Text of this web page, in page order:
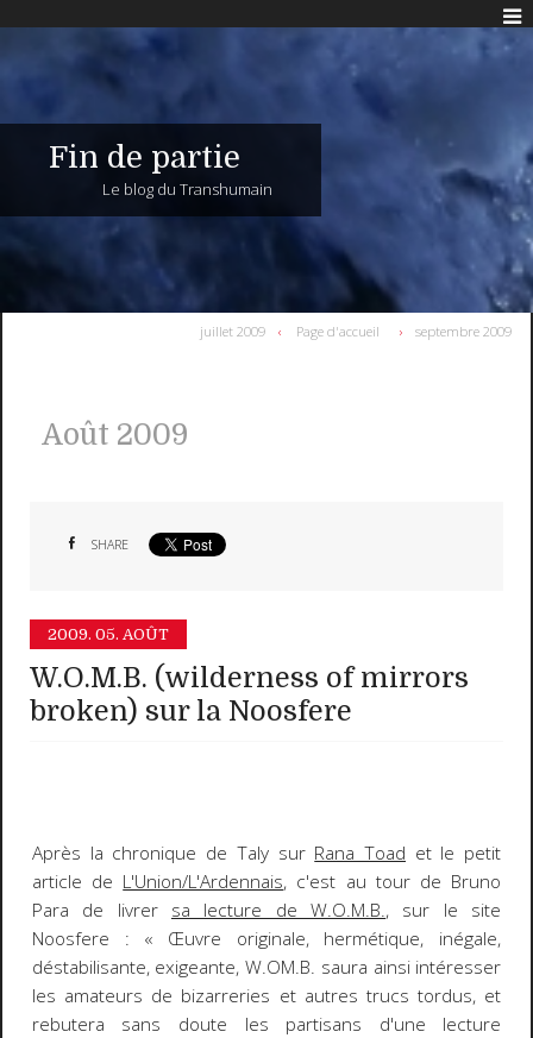
Fin de partie
Le blog du Transhumain
juillet 2009 Page d'accueil septembre 2009
Août 2009
SHARE
2009. 05. AOÛT
W.O.M.B. (wilderness of mirrors
broken) sur la Noosfere
Après la chronique de Taly sur Rana Toad et le petit
article de L'Union/L'Ardennais, c'est au tour de Bruno
Para de livrer sa lecture de W.O.M.B., sur le site
Noosfere : « Œuvre originale, hermétique, inégale,
déstabilisante, exigeante,W.OM.B. saura ainsi intéresser
les amateurs de bizarreries et autres trucs tordus, et
rebutera sans doute les partisans d'une lecture